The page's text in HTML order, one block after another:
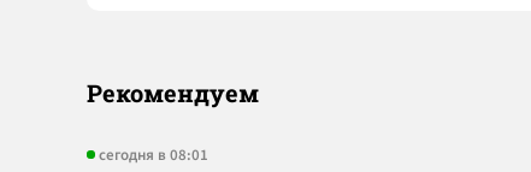
Рекомендуем
сегодня в 08:01